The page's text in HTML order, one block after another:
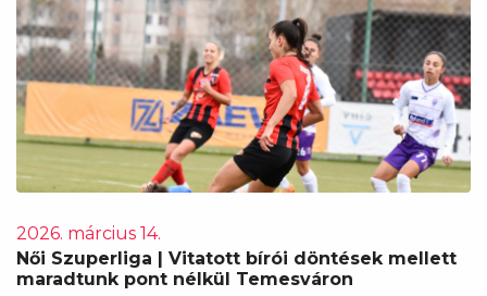
2026. március 14.
Női Szuperliga | Vitatott bírói döntések mellett
maradtunk pont nélkül Temesváron